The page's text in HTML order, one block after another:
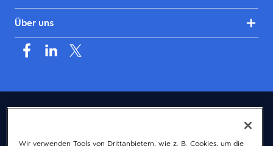
Über uns
© 2026 Dayforce Datenschutz
Wir verwenden Tools von Drittanbietern, wie z. B. Cookies, um die